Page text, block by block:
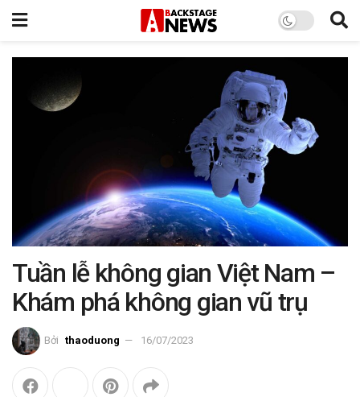
Tuần lễ không gian Việt Nam –
Khám phá không gian vũ trụ
Bởi thaoduong 16/07/2023